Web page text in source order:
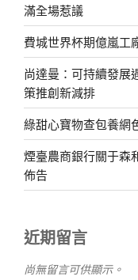
滿全場惹議
費城世界杯期億嵐工
尚達曼：可持續發展
策推創新減排
綠甜心寶物查包養網
煙臺農商銀行關于森
佈告
近期留言
尚無留言可供顯示。